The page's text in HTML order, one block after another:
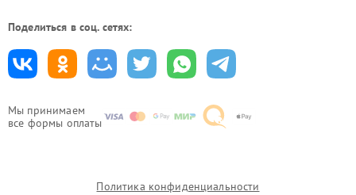
Мы принимаем
все формы оплаты
Поделиться в соц. сетях:
Политика конфиденциальности